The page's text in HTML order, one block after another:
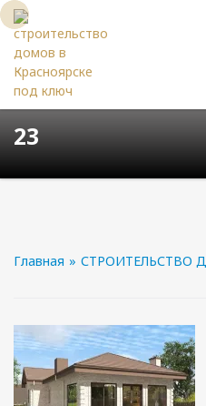
23
Главная » СТРОИТЕЛЬСТВО